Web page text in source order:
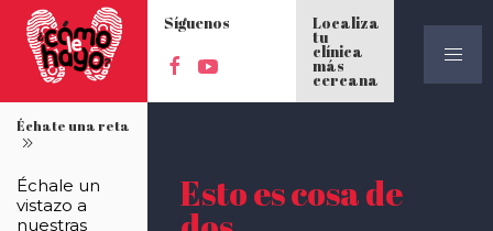
Síguenos Localiza
tu
clínica
más
cercana
Échate una reta
Échale un
vistazo a
nuestras
Esto es cosa de